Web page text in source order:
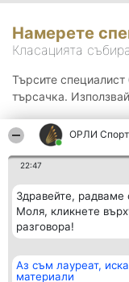
ОРЛИ Спорт
22:47
Здравейте,
Моля, кликнете
разговора!
Аз съм лауреат,
материали
Намерете
Класацията
Търсите
търсачка.
Организатор на
класиране